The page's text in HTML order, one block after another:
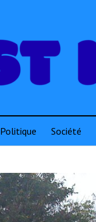
Politique Société